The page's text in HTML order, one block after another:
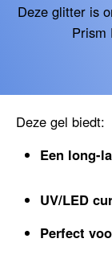
Deze glitter is
Prism
Deze gel biedt:
Een long-
UV/LED
Perfect